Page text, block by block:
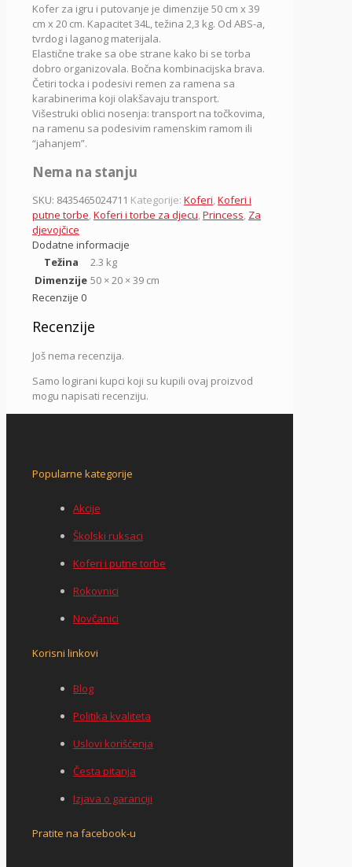
Kofer za igru i putovanje je dimenzije 50 cm x 39
cm x 20 cm. Kapacitet 34L, težina 2,3 kg. Od ABS-a,
tvrdog i laganog materijala.
Elastične trake sa obe strane kako bi se torba
dobro organizovala. Bočna kombinacijska brava.
Četiri tocka i podesivi remen za ramena sa
karabinerima koji olakšavaju transport.
Višestruki oblici nosenja: transport na točkovima,
na ramenu sa podesivim ramenskim ramom ili
“jahanjem”.
Nema na stanju
SKU: 8435465024711 Kategorije: Koferi,Koferi i
putne torbe,Koferi i torbe za djecu,Princess, Za
djevojčice
Dodatne informacije
Težina
2.3 kg
Dimenzije 50 × 20 × 39 cm
Recenzije 0
Recenzije
Još nema recenzija.
Samo logirani kupci koji su kupili ovaj proizvod
mogu napisati recenziju.
Popularne kategorije
Akcije
Školski ruksaci
Koferi i putne torbe
Rokovnici
Novčanici
Korisni linkovi
Blog
Politika kvaliteta
Uslovi korišćenja
Česta pitanja
Izjava o garanciji
Pratite na facebook-u